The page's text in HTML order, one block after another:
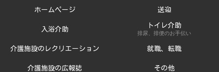
ホームページ 送迎
入浴介助
トイレ介助
排尿、排便のお手伝い
介護施設のレクリエーション 就職、転職
介護施設の広報誌 その他